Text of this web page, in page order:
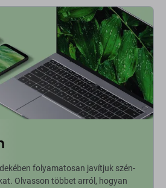
folyamatosan javítjuk szén-
Olvasson többet arról, hogyan